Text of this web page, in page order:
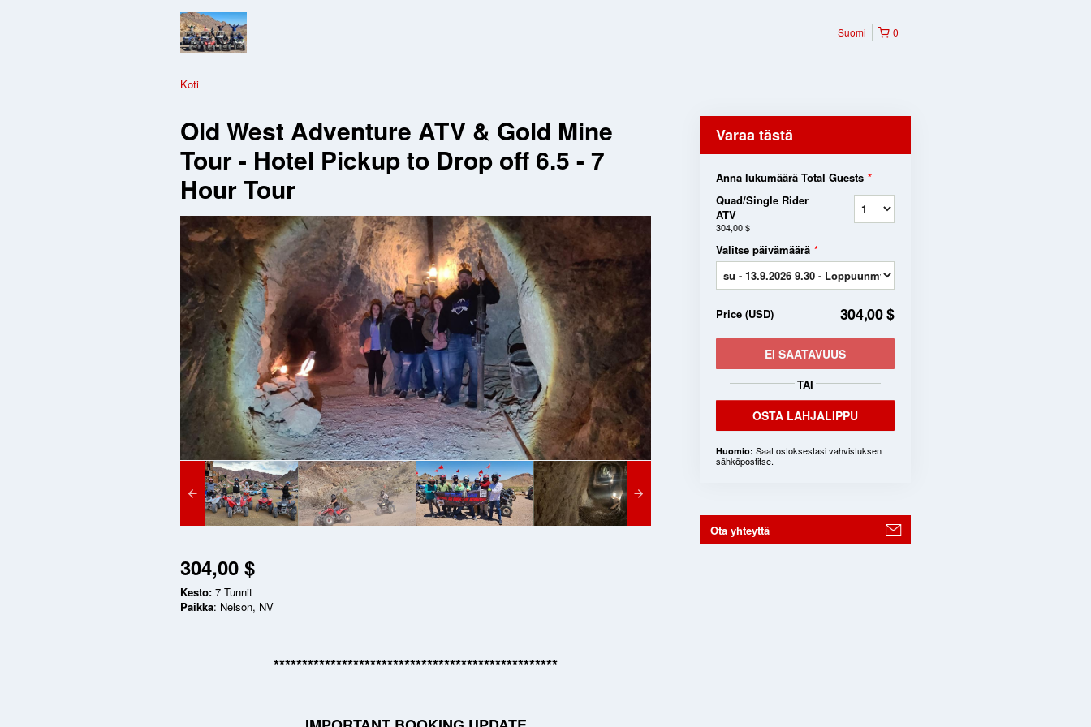
0
Suomi
Koti
Old West Adventure ATV & Gold Mine
Tour - Hotel Pickup to Drop off 6.5 - 7
Hour Tour
304,00 $
Kesto: 7 Tunnit
Paikka: Nelson, NV
**************************************************
Varaa tästä
Anna lukumäärä Total Guests *
Quad/Single Rider
ATV
304,00 $
Valitse päivämäärä *
Price (USD) 304,00 $
EI SAATAVUUS
TAI
OSTA LAHJALIPPU
Huomio: Saat ostoksestasi vahvistuksen
sähköpostitse.
Ota yhteyttä